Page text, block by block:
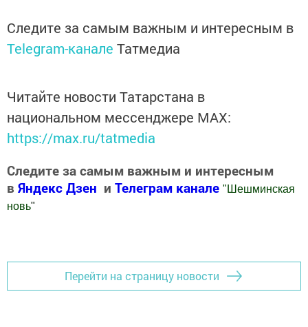
Следите за самым важным и интересным в
Telegram-канале Татмедиа
Читайте новости Татарстана в
национальном мессенджере MАХ:
https://max.ru/tatmedia
Следите за самым важным и интересным
в Яндекс Дзен и Телеграм канале " Шешминская
новь"
Перейти на страницу новости